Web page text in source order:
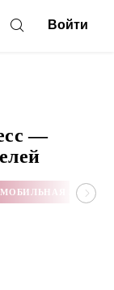
Войти
—